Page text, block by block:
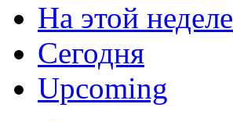
На этой неделе
Сегодня
Upcoming